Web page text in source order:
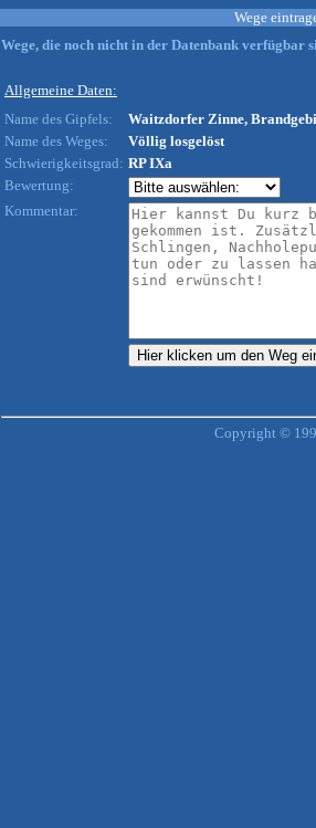
Wege
Wege, die noch nicht in der Datenbank verfügbar
Allgemeine Daten:
Name des Gipfels:
Waitzdorfer Zinne,
Name des Weges:
Völlig losgelöst
Schwierigkeitsgrad: RP IXa
Bewertung:
Kommentar:
Copyright ©